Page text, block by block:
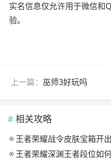
实名信息仅允许用于微信和
验。
上一篇： 巫师3好玩吗
相关攻略
王者荣耀战令皮肤宝箱开
王者荣耀深渊王者段位如